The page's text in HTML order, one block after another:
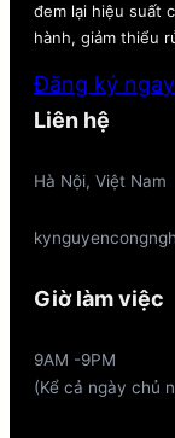
đem lại hiệu suất
hành, giảm thiểu
Đăng ký ngay
Liên hệ
Hà Nội, Việt Nam
Giờ làm việc
9AM -9PM
(Kể cả ngày chủ